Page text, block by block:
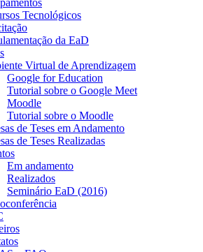
Tecnológicos
da EaD
Virtual de Aprendizagem
Google for Education
Tutorial sobre o Google Meet
Moodle
Tutorial sobre o Moodle
de Teses em Andamento
de Teses Realizadas
Em andamento
Realizados
Seminário EaD (2016)